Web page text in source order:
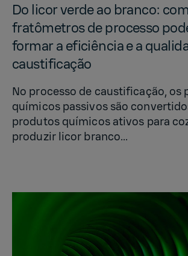
Do licor verde ao branco:
fratômet­ros de processo
for­mar a eficiência e a
caus­ti­ficação
No processo de caustificação, os
químicos passivos são
produtos químicos ativos para
produzir licor branco...